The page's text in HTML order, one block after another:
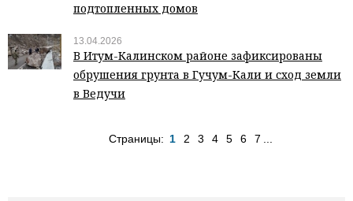
подтопленных домов
13.04.2026
В Итум-Калинском районе зафиксированы
обрушения грунта в Гучум-Кали и сход земли
в Ведучи
Страницы: 1 2 3 4 5 6 7 ...